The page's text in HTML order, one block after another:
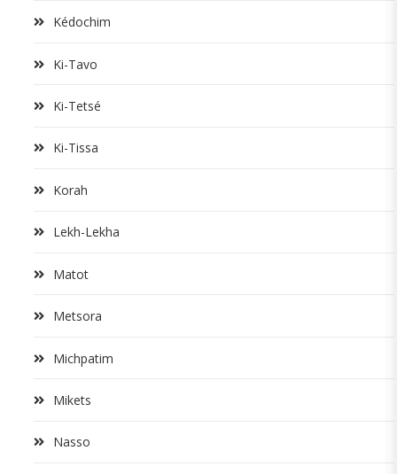
Kédochim
Ki-Tavo
Ki-Tetsé
Ki-Tissa
Korah
Lekh-Lekha
Matot
Metsora
Michpatim
Mikets
Nasso